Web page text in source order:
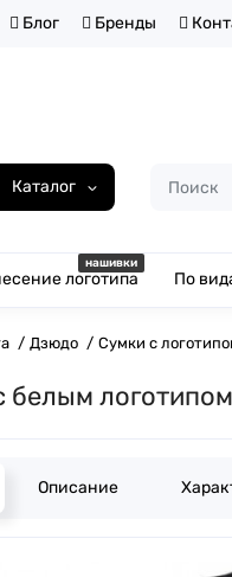
Блог Бренды
Каталог
нашивки
логотипа По
Дзюдо Сумки с
белым
Описание